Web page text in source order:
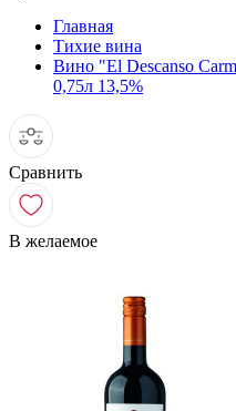
Главная
Тихие вина
Вино "El Descanso
0,75л 13,5%
Сравнить
В желаемое